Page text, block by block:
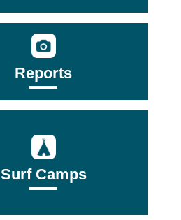
Reports
Surf Camps